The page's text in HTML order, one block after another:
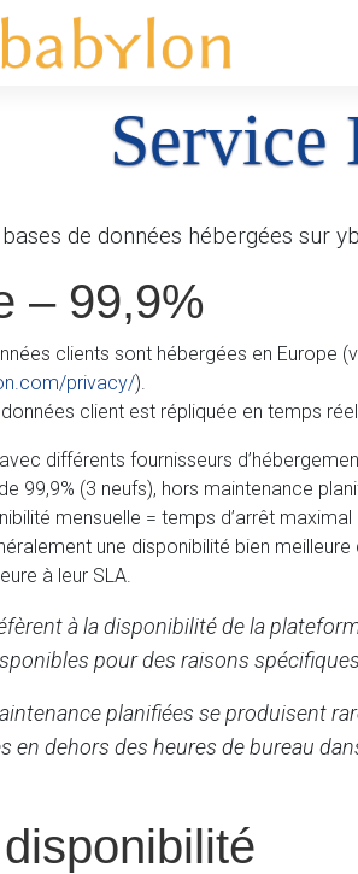
Service
de données hébergées sur
– 99,9%
clients sont hébergées en Europe
privacy/).
client est répliquée en temps
différents fournisseurs
99,9% (3 neufs), hors maintenance
mensuelle = temps d’arrêt
une disponibilité bien
à leur SLA.
à la disponibilité de la
pour des raisons
planifiées se produisent
en dehors des heures de bureau